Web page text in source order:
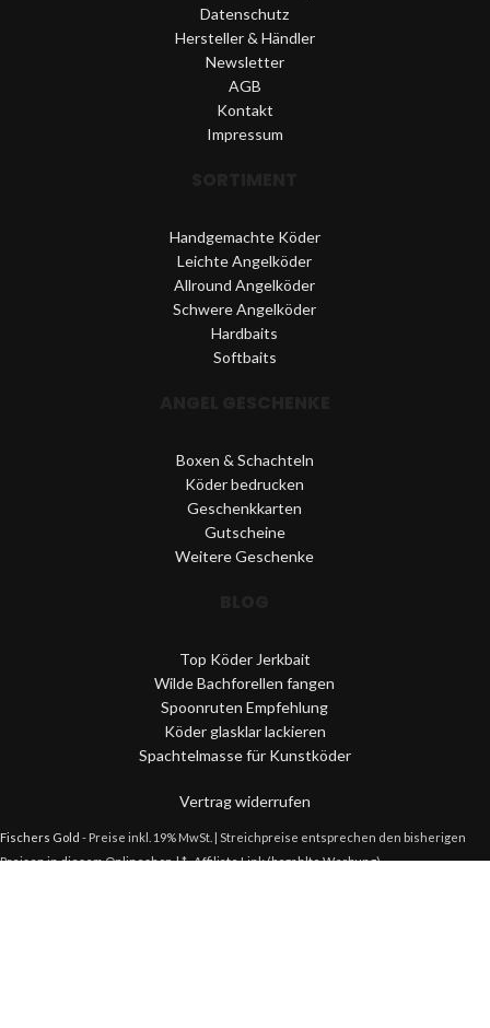
Datenschutz
Hersteller & Händler
Newsletter
AGB
Kontakt
Impressum
Handgemachte Köder
Leichte Angelköder
Allround Angelköder
Schwere Angelköder
Hardbaits
Softbaits
Boxen & Schachteln
Köder bedrucken
Geschenkkarten
Gutscheine
Weitere Geschenke
Top Köder Jerkbait
Wilde Bachforellen fangen
Spoonruten Empfehlung
Köder glasklar lackieren
Spachtelmasse für Kunstköder
Vertrag widerrufen
Fischers Gold - Preise inkl. 19% MwSt. | Streichpreise entsprechen den bisherigen
Preisen in diesem Onlineshop. | *=Affiliate Link (bezahlte Werbung)